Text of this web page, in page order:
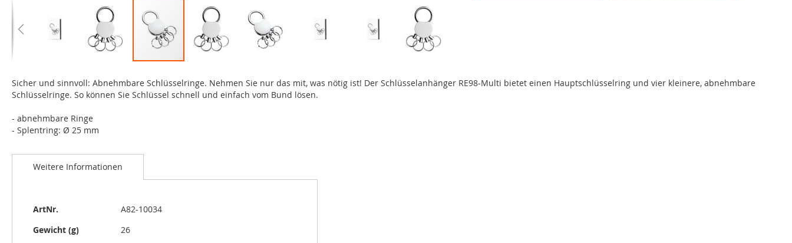
Anfang
der
springen
Sicher und sinnvoll: Abnehmbare Schlüsselringe. Nehmen Sie nur das mit, was nötig ist! Der Schlüsselanhänger RE98-Multi bietet einen Hauptschlüsselring und vier kleinere, abnehmbare
Schlüsselringe. So können Sie Schlüssel schnell und einfach vom Bund lösen.
- abnehmbare Ringe
- Splentring: Ø 25 mm
Weitere Informationen
Weitere
ArtNr.
A82-10034
Gewicht (g)
26